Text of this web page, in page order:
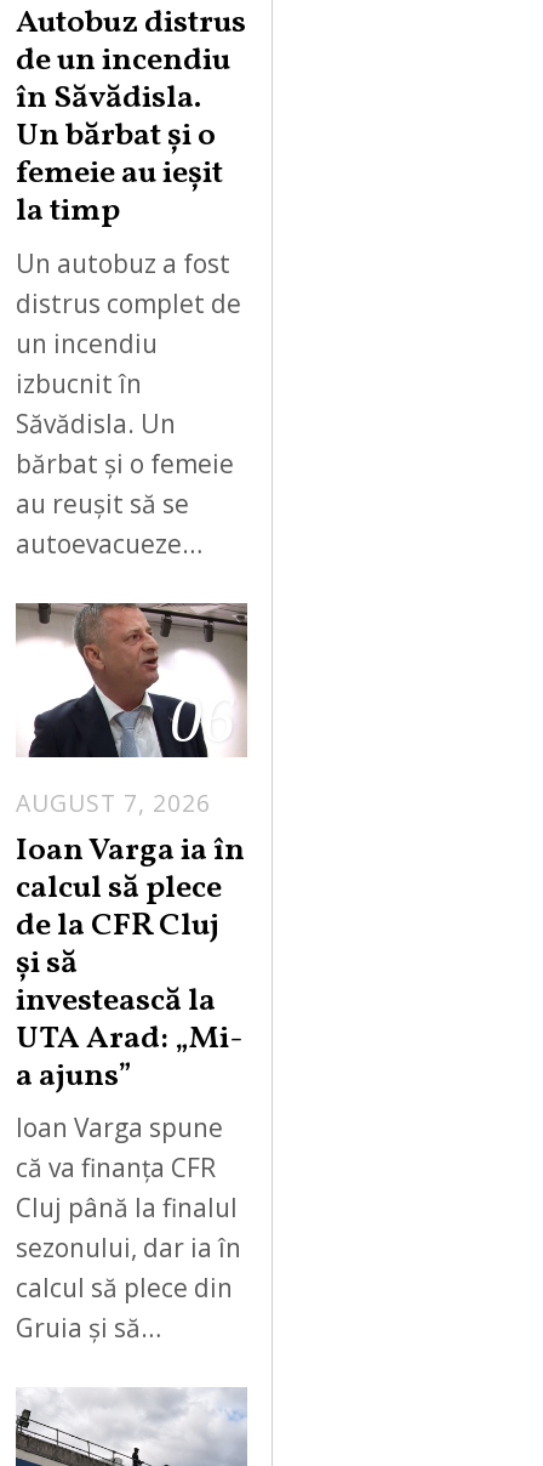
Autobuz distrus
de un incendiu
în Săvădisla.
Un bărbat și o
femeie au ieșit
la timp
Un autobuz a fost
distrus complet de
un incendiu
izbucnit în
Săvădisla. Un
bărbat și o femeie
au reușit să se
autoevacueze…
06
AUGUST 7, 2026
Ioan Varga ia în
calcul să plece
de la CFR Cluj
și să
investească la
UTA Arad: „Mi-
a ajuns”
Ioan Varga spune
că va finanța CFR
Cluj până la finalul
sezonului, dar ia în
calcul să plece din
Gruia și să…